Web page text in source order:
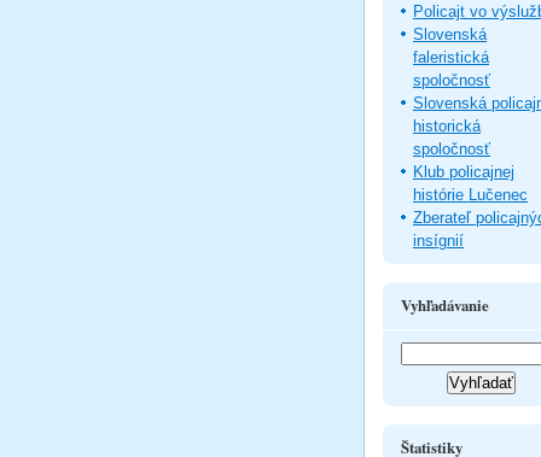
Policajt vo
Slovenská
faleristická
spoločnosť
Slovenská
historická
spoločnosť
Klub policajnej
histórie Lučenec
Zberateľ
insígnií
Vyhľadávanie
Štatistiky